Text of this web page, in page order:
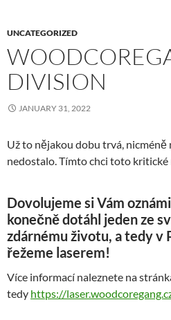
UNCATEGORIZED
DIVISION
JANUARY 31, 2022
Už to nějakou dobu trvá, nicméně
nedostalo. Tímto chci toto
Dovolujeme si Vám
konečně dotáhl jeden ze
zdárnému životu, a tedy v
řežeme laserem!
Více informací naleznete na
tedy https://